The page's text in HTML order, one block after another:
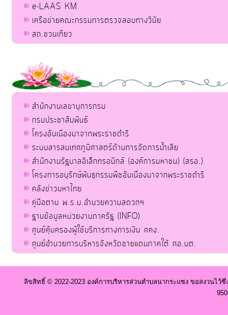
e-LAAS KM
เครือข่ายคณะกรรมการตรวจสอบทางวินัย
สถ.ชวนเที่ยว
สำนักงานเลขานุการกรม
กรมประชาสัมพันธ์
โครงอันเนื่องมาจากพระราชดำริ
ระบบสารสนเทศภูมิศาสตร์ด้านการจัดการน้ำเสีย
สำนักงานรัฐบาลอิเล็กทรอนิกส์ (องค์การมหาชน) (สรอ.)
โครงการอนุรักษ์พันธุกรรมพืชอันเนื่องมาจากพระราชดำริ
คลังข่าวมหาไทย
คู่มือตาม พ.ร.บ.อำนวยความสดวกฯ
ฐานข้อมูลหน่วยงานภาครัฐ (INFO)
ศูนย์คุ้มครองผู้ใช้บริการทางการเงิน ศคง.
ศูนย์อำนวยการบริหารจังหวัดชายแดนภาคใต้ ศอ.บต.
ลิขสิทธิ์ © 2022-2023 องค์การบริหารส่วนตำบลนากระแซง ขอสงวนไว้